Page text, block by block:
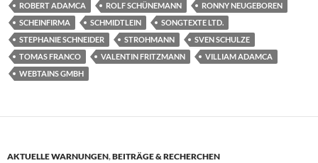
ROBERT ADAMCA
ROLF SCHÜNEMANN
RONNY NEUGEBOREN
SCHEINFIRMA
SCHMIDTLEIN
SONGTEXTE LTD.
STEPHANIE SCHNEIDER
STROHMANN
SVEN SCHULZE
TOMAS FRANCO
VALENTIN FRITZMANN
VILLIAM ADAMCA
WEBTAINS GMBH
AKTUELLE WARNUNGEN,BEITRÄGE & RECHERCHEN